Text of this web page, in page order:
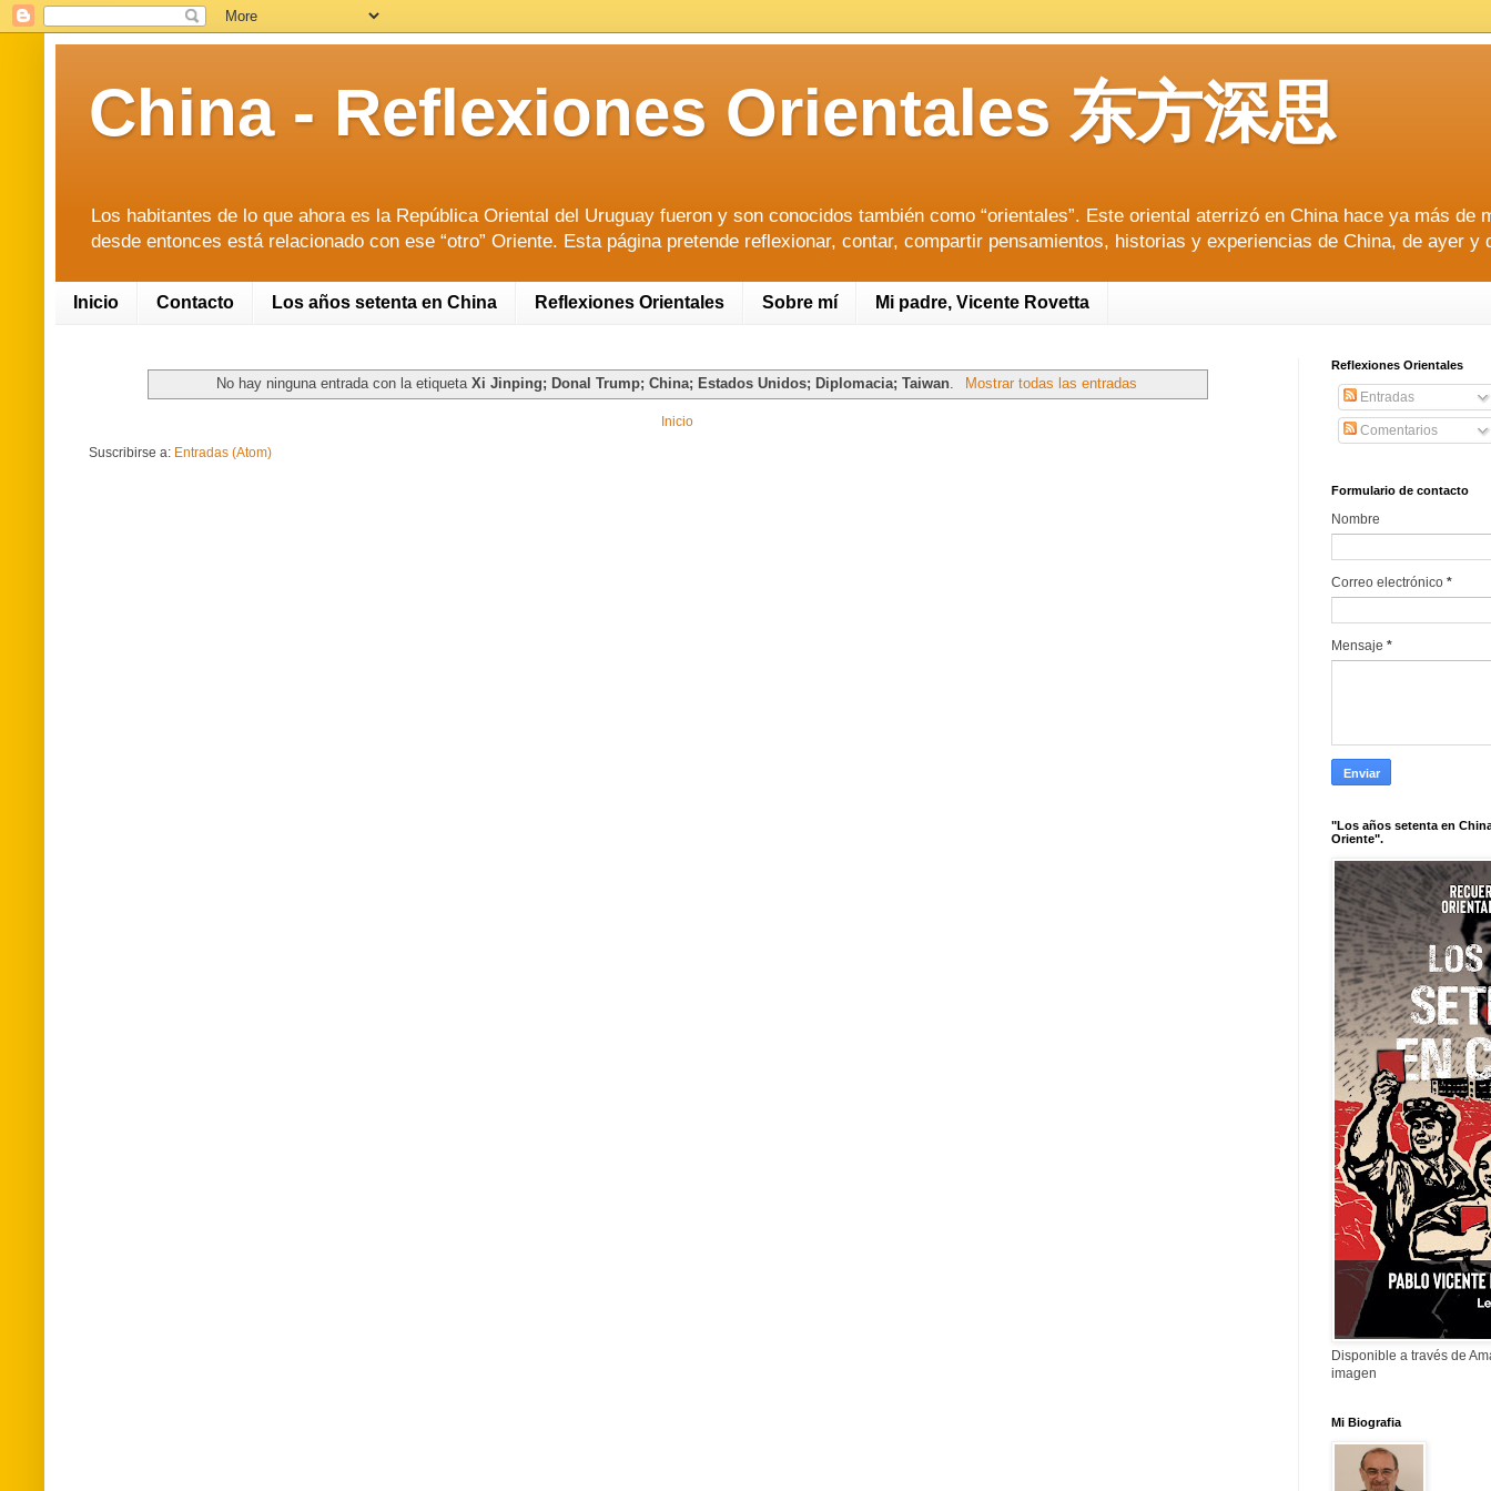
China - Reflexiones Orientales 东方深思
Los habitantes de lo que ahora es la República Oriental del Uruguay fueron y son conocidos también como “orientales”. Este oriental aterrizó en China hace ya más de
desde entonces está relacionado con ese “otro” Oriente. Esta página pretende reflexionar, contar, compartir pensamientos, historias y experiencias de China, de ayer y
Inicio Contacto Los años setenta en China Reflexiones Orientales Sobre mí Mi padre, Vicente Rovetta
No hay ninguna entrada con la etiquetaXi Jinping; Donal Trump; China; Estados Unidos; Diplomacia; Taiwan Mostrar todas las entradas
Inicio
Suscribirse a: Entradas (Atom)
Reflexiones Orientales
Entradas
Comentarios
Formulario de contacto
Nombre
Correo electrónico *
Mensaje *
"Los años setenta en
Oriente".
Disponible a través de
imagen
Mi Biografia